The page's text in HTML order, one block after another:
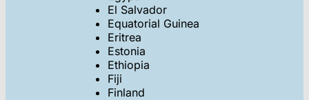
El Salvador
Equatorial Guinea
Eritrea
Estonia
Ethiopia
Fiji
Finland